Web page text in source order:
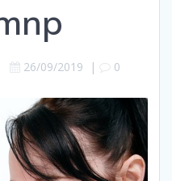
26/09/2019 | 0